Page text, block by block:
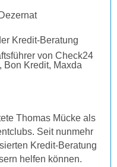
Kredit-Beratung
von Check24
Bon Kredit, Maxda
Thomas Mücke als
Seit nunmehr
Kredit-Beratung
helfen können.